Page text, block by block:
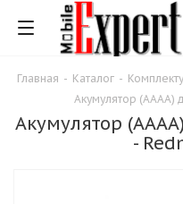
Главная - Каталог -
Акумулятор (AAAA)
Акумулятор
-